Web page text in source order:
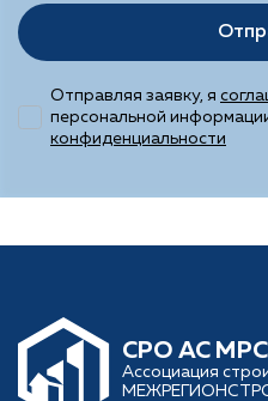
Отправляя заявку, я
персональной
конфиденциальности
CРО АС
Ассоциация